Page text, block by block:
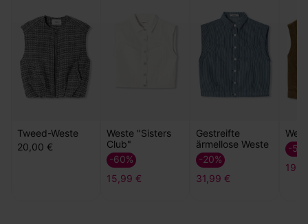
Tweed-Weste
20,00 €
Weste "Sisters
Club"
15,99 €
-60%
Gestreifte
ärmellose Weste
31,99 €
-20%
-